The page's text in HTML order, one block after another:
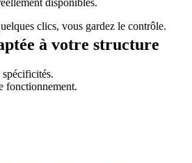
clics, vous gardez le contrôle.
à votre structure
spécificités.
fonctionnement.